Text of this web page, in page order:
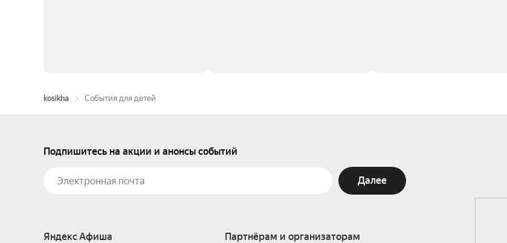
kosikha События для детей
Подпишитесь на акции и анонсы событий
Далее
Яндекс Афиша Партнёрам и организаторам